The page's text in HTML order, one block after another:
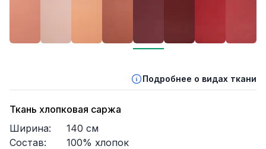
Подробнее о видах ткани
Ткань хлопковая саржа
Ширина:
140 см
Состав:
100% хлопок